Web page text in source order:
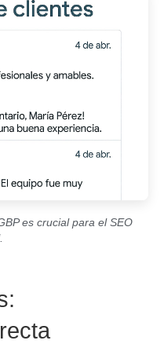
es crucial para el SEO